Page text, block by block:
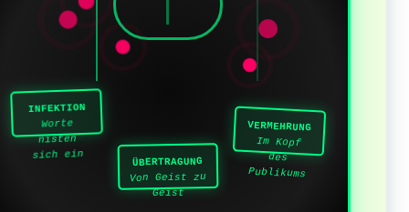
INFEKTION
Worte
nisten
sich ein
VERMEHRUNG
Im Kopf
des
Publikums
ÜBERTRAGUNG
Von Geist zu
Geist